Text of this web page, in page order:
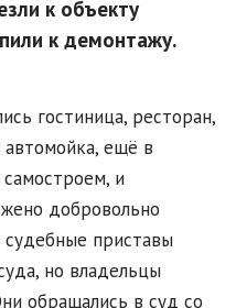
к объекту
к демонтажу.
гостиница, ресторан,
ещё в
и
добровольно
судебные приставы
но владельцы
обращались в суд со